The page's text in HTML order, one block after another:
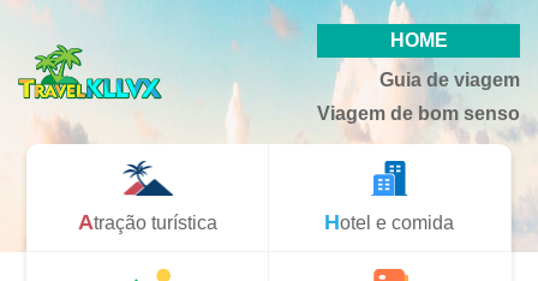
HOME
Guia de viagem
Viagem de bom senso
Atração turística Hotel e comida